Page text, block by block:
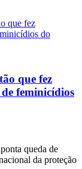
que fez
feminicídios
queda de
da proteção